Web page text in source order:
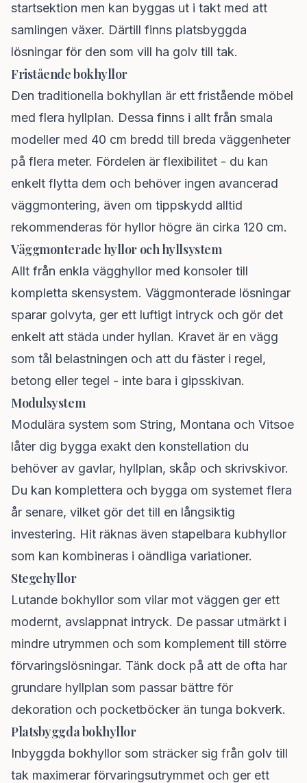
startsektion men kan byggas ut i takt med att
samlingen växer. Därtill finns platsbyggda
lösningar för den som vill ha golv till tak.
Fristående bokhyllor
Den traditionella bokhyllan är ett fristående möbel
med flera hyllplan. Dessa finns i allt från smala
modeller med 40 cm bredd till breda väggenheter
på flera meter. Fördelen är flexibilitet - du kan
enkelt flytta dem och behöver ingen avancerad
väggmontering, även om tippskydd alltid
rekommenderas för hyllor högre än cirka 120 cm.
Väggmonterade hyllor och hyllsystem
Allt från enkla vägghyllor med konsoler till
kompletta skensystem. Väggmonterade lösningar
sparar golvyta, ger ett luftigt intryck och gör det
enkelt att städa under hyllan. Kravet är en vägg
som tål belastningen och att du fäster i regel,
betong eller tegel - inte bara i gipsskivan.
Modulsystem
Modulära system som String, Montana och Vitsoe
låter dig bygga exakt den konstellation du
behöver av gavlar, hyllplan, skåp och skrivskivor.
Du kan komplettera och bygga om systemet flera
år senare, vilket gör det till en långsiktig
investering. Hit räknas även stapelbara kubhyllor
som kan kombineras i oändliga variationer.
Stegehyllor
Lutande bokhyllor som vilar mot väggen ger ett
modernt, avslappnat intryck. De passar utmärkt i
mindre utrymmen och som komplement till större
förvaringslösningar. Tänk dock på att de ofta har
grundare hyllplan som passar bättre för
dekoration och pocketböcker än tunga bokverk.
Platsbyggda bokhyllor
Inbyggda bokhyllor som sträcker sig från golv till
tak maximerar förvaringsutrymmet och ger ett